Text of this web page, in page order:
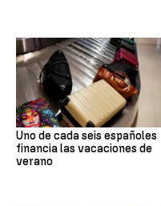
Uno de cada seis españoles
financia las vacaciones de
verano